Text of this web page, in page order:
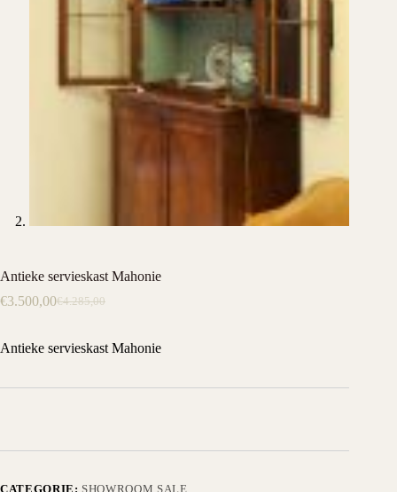
Antieke servieskast Mahonie
€4.285,00
Oorspronkelijke
was:
€4.285,00.
€3.500,00Huidige
€3.500,00.
Antieke servieskast Mahonie
CATEGORIE: SHOWROOM SALE